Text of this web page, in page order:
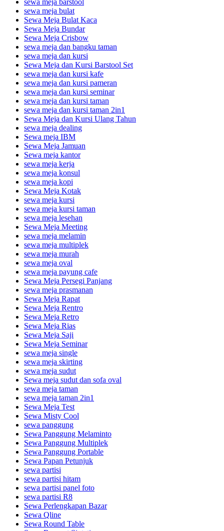
sewa meja barstool
sewa meja bulat
Sewa Meja Bulat Kaca
Sewa Meja Bundar
Sewa Meja Crisbow
sewa meja dan bangku taman
sewa meja dan kursi
Sewa Meja dan Kursi Barstool Set
sewa meja dan kursi kafe
sewa meja dan kursi pameran
sewa meja dan kursi seminar
sewa meja dan kursi taman
sewa meja dan kursi taman 2in1
Sewa Meja dan Kursi Ulang Tahun
sewa meja dealing
Sewa meja IBM
Sewa Meja Jamuan
Sewa meja kantor
sewa meja kerja
sewa meja konsul
sewa meja kopi
Sewa Meja Kotak
sewa meja kursi
sewa meja kursi taman
sewa meja lesehan
Sewa Meja Meeting
sewa meja melamin
sewa meja multiplek
sewa meja murah
sewa meja oval
sewa meja payung cafe
Sewa Meja Persegi Panjang
sewa meja prasmanan
Sewa Meja Rapat
Sewa Meja Rentro
Sewa Meja Retro
Sewa Meja Rias
Sewa Meja Saji
Sewa Meja Seminar
sewa meja single
sewa meja skirting
sewa meja sudut
Sewa meja sudut dan sofa oval
sewa meja taman
sewa meja taman 2in1
Sewa Meja Test
Sewa Misty Cool
sewa panggung
Sewa Panggung Melaminto
Sewa Panggung Multiplek
Sewa Panggung Portable
Sewa Papan Petunjuk
sewa partisi
sewa partisi hitam
sewa partisi panel foto
sewa partisi R8
Sewa Perlengkapan Bazar
Sewa Qline
Sewa Round Table